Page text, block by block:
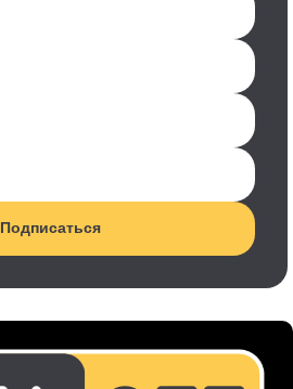
Подписаться